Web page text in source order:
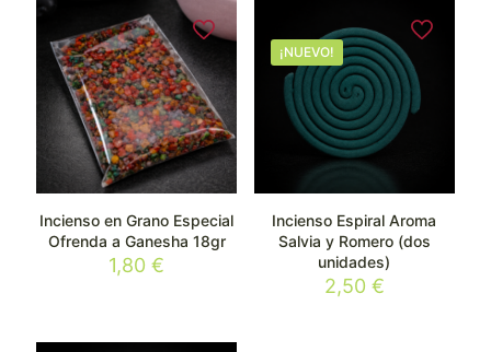
Incienso en Grano Especial
Ofrenda a Ganesha 18gr
1,80€
¡NUEVO!
Incienso Espiral Aroma
Salvia y Romero (dos
unidades)
2,50 €